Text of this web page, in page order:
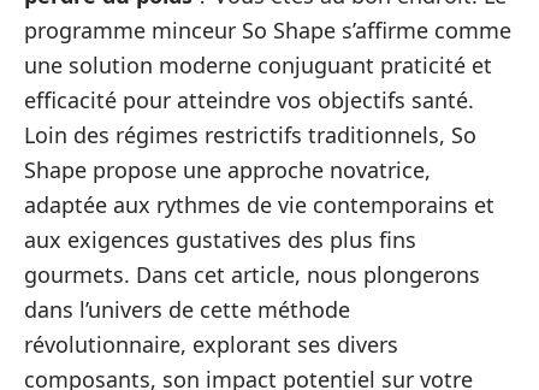
programme minceur So Shape s’affirme comme
une solution moderne conjuguant praticité et
efficacité pour atteindre vos objectifs santé.
Loin des régimes restrictifs traditionnels, So
Shape propose une approche novatrice,
adaptée aux rythmes de vie contemporains et
aux exigences gustatives des plus fins
gourmets. Dans cet article, nous plongerons
dans l’univers de cette méthode
révolutionnaire, explorant ses divers
composants, son impact potentiel sur votre